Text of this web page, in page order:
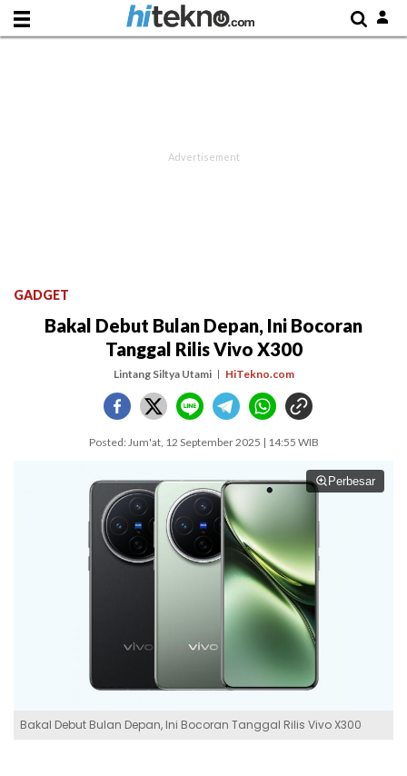
GADGET
Bakal Debut Bulan Depan, Ini Bocoran
Tanggal Rilis Vivo X300
Lintang Siltya Utami HiTekno.com
Posted: Jum'at, 12 September 2025 | 14:55 WIB
Perbesar
Bakal Debut Bulan Depan, Ini Bocoran Tanggal Rilis Vivo X300